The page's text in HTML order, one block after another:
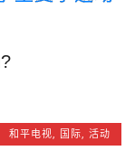
和平电视, 国际, 活动